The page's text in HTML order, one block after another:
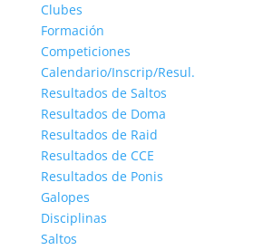
Clubes
Formación
Competiciones
Calendario/Inscrip/Resul.
Resultados de Saltos
Resultados de Doma
Resultados de Raid
Resultados de CCE
Resultados de Ponis
Galopes
Disciplinas
Saltos